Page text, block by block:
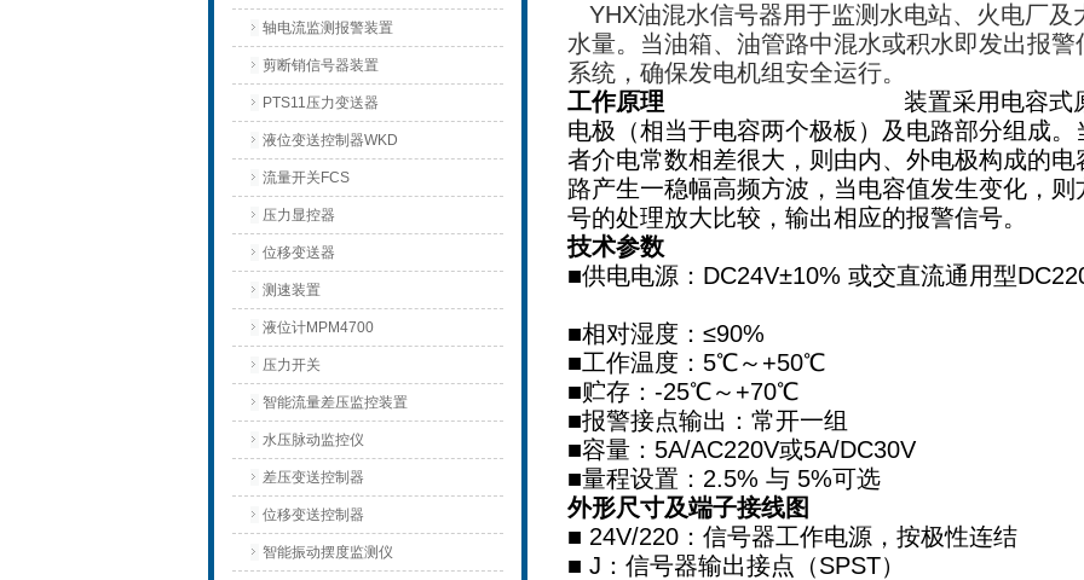
轴电流监测报警装置
剪断销信号器装置
PTS11压力变送器
液位变送控制器WKD
流量开关FCS
压力显控器
位移变送器
测速装置
液位计MPM4700
压力开关
智能流量差压监控装置
水压脉动监控仪
差压变送控制器
位移变送控制器
智能振动摆度监测仪
YHX油混水信号器用于监测水电站、火电厂
水量。当油箱、油管路中混水或积水即发出报
系统，确保发电机组安全运行。
工作原理
装置采用电容式
电极（相当于电容两个极板）及电路部分组成
者介电常数相差很大，则由内、外电极构成的
路产生一稳幅高频方波，当电容值发生变化，
号的处理放大比较，输出相应的报警信号。
技术参数
■供电电源：DC24V±10% 或交直流通用型
■相对湿度：≤90%
■工作温度：5℃～+50℃
■贮存：-25℃～+70℃
■报警接点输出：常开一组
■容量：5A/AC220V或5A/DC30V
■量程设置：2.5% 与 5%可选
外形尺寸及端子接线图
■ 24V/220：信号器工作电源，按极性连结
■ J：信号器输出接点（SPST）